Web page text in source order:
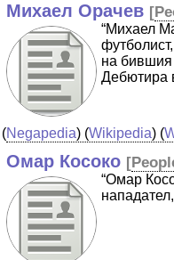
Михаел Орачев [
“Михаел
на
Дебютира
(Negapedia) (Wikipedia) (
Омар Косоко [
“Омар